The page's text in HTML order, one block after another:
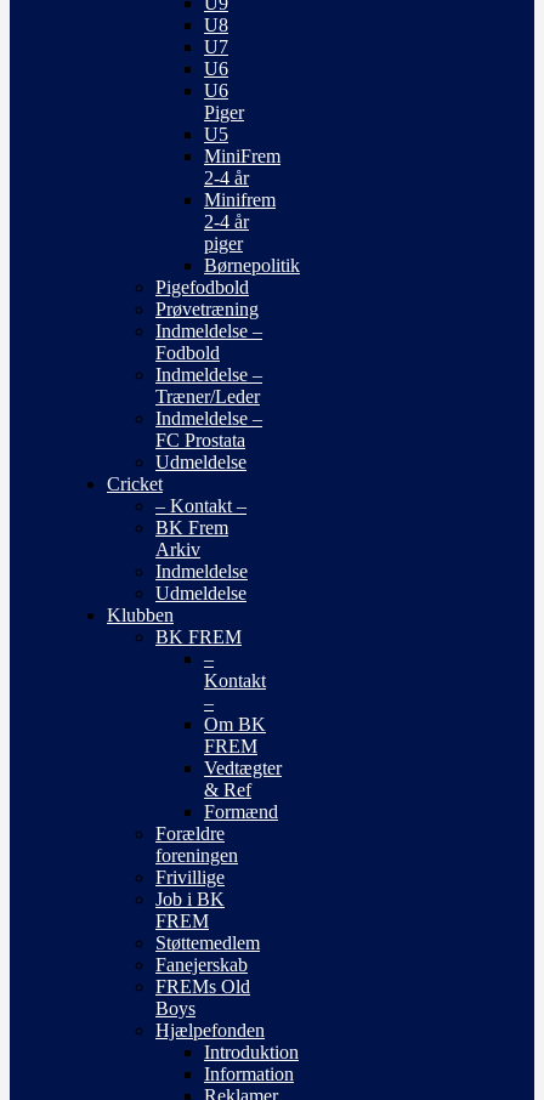
U8
U7
U6
U6
Piger
U5
MiniFrem
2-4 år
Minifrem
2-4 år
piger
Børnepolitik
Pigefodbold
Prøvetræning
Indmeldelse –
Fodbold
Indmeldelse –
Træner/Leder
Indmeldelse –
FC Prostata
Udmeldelse
Cricket
– Kontakt –
BK Frem
Arkiv
Indmeldelse
Udmeldelse
Klubben
BK FREM
–
Kontakt
–
Om BK
FREM
Vedtægter
& Ref
Formænd
Forældre
foreningen
Frivillige
Job i BK
FREM
Støttemedlem
Fanejerskab
FREMs Old
Boys
Hjælpefonden
Introduktion
Information
Reklamer